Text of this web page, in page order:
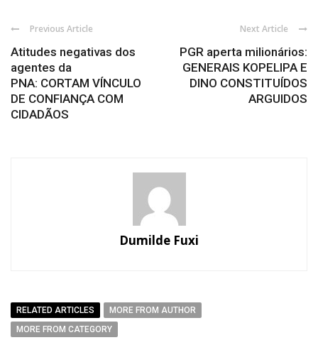
Previous Article
Atitudes negativas dos
agentes da
PNA: CORTAM VÍNCULO
DE CONFIANÇA COM
CIDADÃOS
Next Article
PGR aperta milionários:
GENERAIS KOPELIPA E
DINO CONSTITUÍDOS
ARGUIDOS
Dumilde Fuxi
RELATED ARTICLES
MORE FROM AUTHOR
MORE FROM CATEGORY